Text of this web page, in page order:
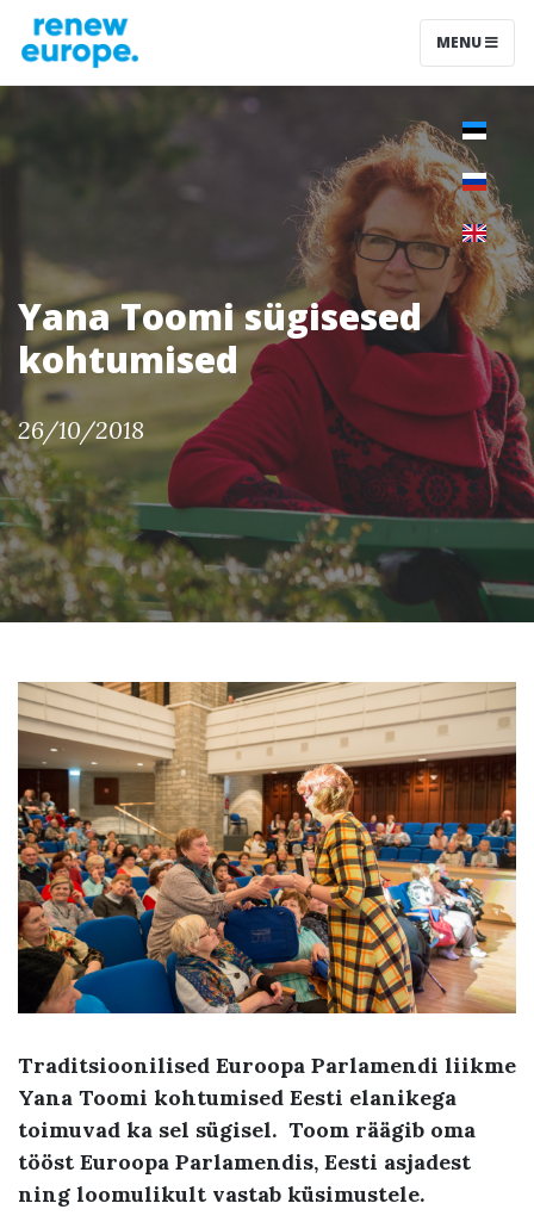
MENU
Yana Toomi sügisesed
kohtumised
26/10/2018
Traditsioonilised Euroopa Parlamendi liikme
Yana Toomi kohtumised Eesti elanikega
toimuvad ka sel sügisel. Toom räägib oma
tööst Euroopa Parlamendis, Eesti asjadest
ning loomulikult vastab küsimustele.